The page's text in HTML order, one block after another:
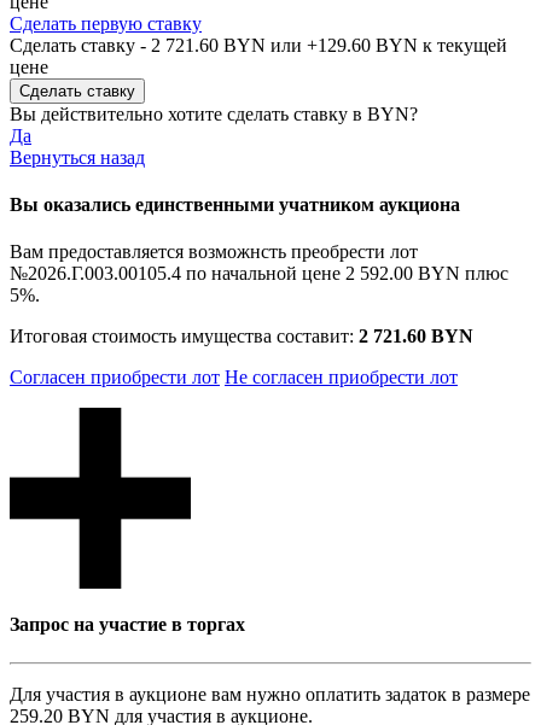
Сделать первую ставку
Сделать ставку - 2 721.60 BYN или +129.60 BYN к текущей
цене
Вы действительно хотите сделать ставку в BYN?
Да
Вернуться назад
Вы оказались единственными учатником аукциона
Вам предоставляется возможнсть преобрести лот
№2026.Г.003.00105.4 по начальной цене 2 592.00 BYN плюс
5%.
Итоговая стоимость имущества составит: 2 721.60 BYN
Согласен приобрести лот Не согласен приобрести лот
Запрос на участие в торгах
Для участия в аукционе вам нужно оплатить задаток в размере
259.20 BYN для участия в аукционе.